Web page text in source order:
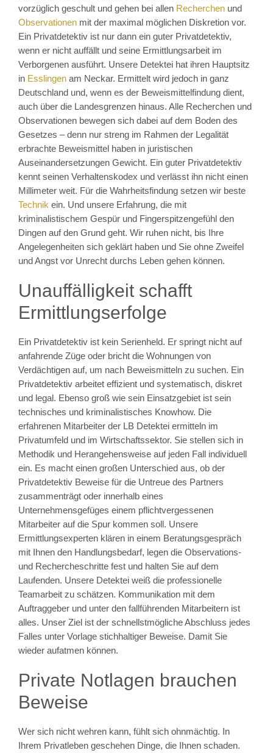
vorzüglich geschult und gehen bei allen Recherchen und
Observationen mit der maximal möglichen Diskretion vor.
Ein Privatdetektiv ist nur dann ein guter Privatdetektiv,
wenn er nicht auffällt und seine Ermittlungsarbeit im
Verborgenen ausführt. Unsere Detektei hat ihren Hauptsitz
in Esslingen am Neckar. Ermittelt wird jedoch in ganz
Deutschland und, wenn es der Beweismittelfindung dient,
auch über die Landesgrenzen hinaus. Alle Recherchen und
Observationen bewegen sich dabei auf dem Boden des
Gesetzes – denn nur streng im Rahmen der Legalität
erbrachte Beweismittel haben in juristischen
Auseinandersetzungen Gewicht. Ein guter Privatdetektiv
kennt seinen Verhaltenskodex und verlässt ihn nicht einen
Millimeter weit. Für die Wahrheitsfindung setzen wir beste
Technik ein. Und unsere Erfahrung, die mit
kriminalistischem Gespür und Fingerspitzengefühl den
Dingen auf den Grund geht. Wir ruhen nicht, bis Ihre
Angelegenheiten sich geklärt haben und Sie ohne Zweifel
und Angst vor Unrecht durchs Leben gehen können.
Unauffälligkeit schafft
Ermittlungserfolge
Ein Privatdetektiv ist kein Serienheld. Er springt nicht auf
anfahrende Züge oder bricht die Wohnungen von
Verdächtigen auf, um nach Beweismitteln zu suchen. Ein
Privatdetektiv arbeitet effizient und systematisch, diskret
und legal. Ebenso groß wie sein Einsatzgebiet ist sein
technisches und kriminalistisches Knowhow. Die
erfahrenen Mitarbeiter der LB Detektei ermitteln im
Privatumfeld und im Wirtschaftssektor. Sie stellen sich in
Methodik und Herangehensweise auf jeden Fall individuell
ein. Es macht einen großen Unterschied aus, ob der
Privatdetektiv Beweise für die Untreue des Partners
zusammenträgt oder innerhalb eines
Unternehmensgefüges einem pflichtvergessenen
Mitarbeiter auf die Spur kommen soll. Unsere
Ermittlungsexperten klären in einem Beratungsgespräch
mit Ihnen den Handlungsbedarf, legen die Observations-
und Rechercheschritte fest und halten Sie auf dem
Laufenden. Unsere Detektei weiß die professionelle
Teamarbeit zu schätzen. Kommunikation mit dem
Auftraggeber und unter den fallführenden Mitarbeitern ist
alles. Unser Ziel ist der schnellstmögliche Abschluss jedes
Falles unter Vorlage stichhaltiger Beweise. Damit Sie
wieder aufatmen können.
Private Notlagen brauchen
Beweise
Wer sich nicht wehren kann, fühlt sich ohnmächtig. In
Ihrem Privatleben geschehen Dinge, die Ihnen schaden.